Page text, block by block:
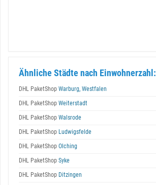
Ähnliche Städte nach Einwohnerzahl:
DHL PaketShop Warburg, Westfalen
DHL PaketShop Weiterstadt
DHL PaketShop Walsrode
DHL PaketShop Ludwigsfelde
DHL PaketShop Olching
DHL PaketShop Syke
DHL PaketShop Ditzingen